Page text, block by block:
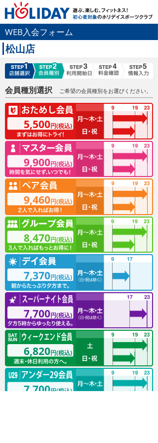
WEB入会フォーム
松山店
会員種別選択 ご希望の会員種別をお選びください。
5,500円(税込)
9,900円(税込)
9,460円(税込)
8,470円(税込)
7,370円(税込)
7,700円(税込)
6,820円(税込)
7,700円(税込)